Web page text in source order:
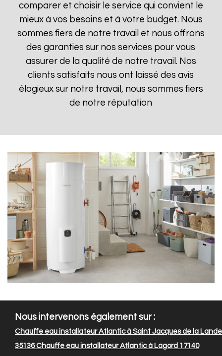
comparer et choisir le service qui convient le
mieux à vos besoins et à votre budget. Nous
sommes fiers de notre travail et nous offrons
des garanties sur nos services pour vous
assurer de la qualité de notre travail. Nos
clients satisfaits nous ont laissé des avis
élogieux sur notre travail, nous sommes fiers
de notre réputation
Nous intervenons également sur :
Chauffe eau installateur Atlantic à Saint Jacques de la Lande
35136Chauffe eau installateur Atlantic à Lagord 17140